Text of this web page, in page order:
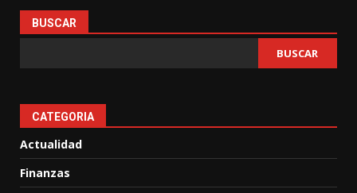
BUSCAR
BUSCAR
CATEGORIA
Actualidad
Finanzas